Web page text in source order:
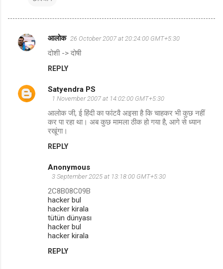
C
m
e
आलोक 26 October 2007 at 20:24:00 GMT+5:30
दोशी -> दोषी
REPLY
Satyendra PS
1 November 2007 at 14:02:00 GMT+5:30
आलोक जी, ई हिंदी का फांटवै अइसा है कि चाहकर भी कुछ नहीं
कर पा रहा था। अब कुछ मामला ठीक हो गया है, आगे से ध्यान
रखूंगा।
REPLY
Anonymous
3 September 2025 at 13:18:00 GMT+5:30
2C8B08C09B
hacker bul
hacker kirala
tütün dünyası
hacker bul
hacker kirala
REPLY